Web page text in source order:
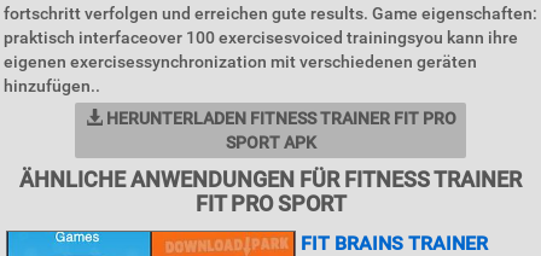
fortschritt verfolgen und erreichen gute results. Game eigenschaften:
praktisch interfaceover 100 exercisesvoiced trainingsyou kann ihre
eigenen exercisessynchronization mit verschiedenen geräten
hinzufügen..
HERUNTERLADEN FITNESS TRAINER FIT PRO
SPORT APK
ÄHNLICHE ANWENDUNGEN FÜR FITNESS TRAINER
FIT PRO SPORT
FIT BRAINS TRAINER